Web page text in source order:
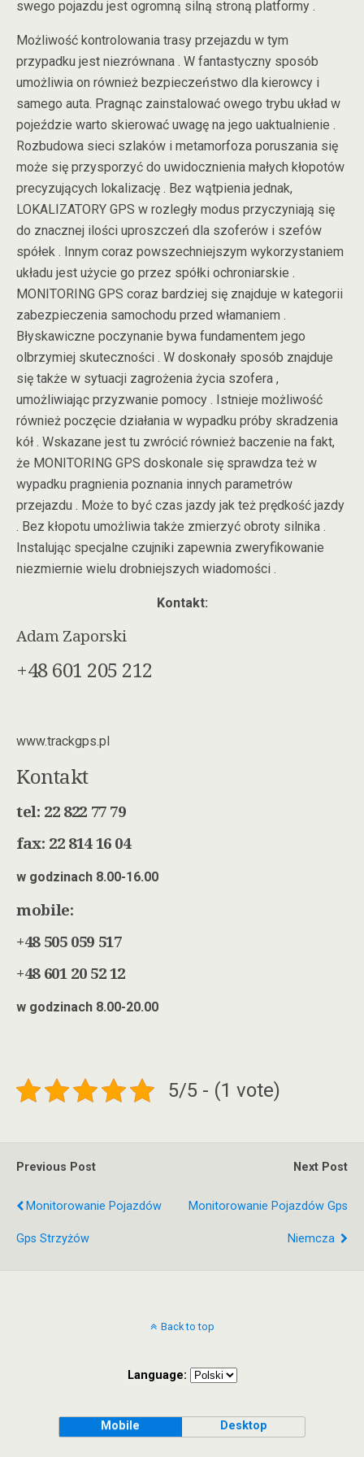
swego pojazdu jest ogromną silną stroną platformy .
Możliwość kontrolowania trasy przejazdu w tym
przypadku jest niezrównana . W fantastyczny sposób
umożliwia on również bezpieczeństwo dla kierowcy i
samego auta. Pragnąc zainstalować owego trybu układ w
pojeździe warto skierować uwagę na jego uaktualnienie .
Rozbudowa sieci szlaków i metamorfoza poruszania się
może się przysporzyć do uwidocznienia małych kłopotów
precyzujących lokalizację . Bez wątpienia jednak,
LOKALIZATORY GPS w rozległy modus przyczyniają się
do znacznej ilości uproszczeń dla szoferów i szefów
spółek . Innym coraz powszechniejszym wykorzystaniem
układu jest użycie go przez spółki ochroniarskie .
MONITORING GPS coraz bardziej się znajduje w kategorii
zabezpieczenia samochodu przed włamaniem .
Błyskawiczne poczynanie bywa fundamentem jego
olbrzymiej skuteczności . W doskonały sposób znajduje
się także w sytuacji zagrożenia życia szofera ,
umożliwiając przyzwanie pomocy . Istnieje możliwość
również poczęcie działania w wypadku próby skradzenia
kół . Wskazane jest tu zwrócić również baczenie na fakt,
że MONITORING GPS doskonale się sprawdza też w
wypadku pragnienia poznania innych parametrów
przejazdu . Może to być czas jazdy jak też prędkość jazdy
. Bez kłopotu umożliwia także zmierzyć obroty silnika .
Instalując specjalne czujniki zapewnia zweryfikowanie
niezmiernie wielu drobniejszych wiadomości .
Kontakt:
Adam Zaporski
+48 601 205 212
www.trackgps.pl
Kontakt
tel: 22 822 77 79
fax: 22 814 16 04
w godzinach 8.00-16.00
mobile:
+48 505 059 517
+48 601 20 52 12
w godzinach 8.00-20.00
5/5 - (1 vote)
Previous Post
Monitorowanie Pojazdów
Gps Strzyżów
Next Post
Monitorowanie Pojazdów Gps
Niemcza
Back to top
Language:
Mobile Desktop